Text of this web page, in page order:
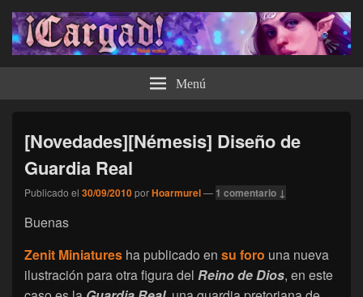
¡Cargad! Menú
[Novedades][Némesis] Diseño de
Guardia Real
Publicado el 30/09/2010porHoarmurel— 1 comentario ↓
Buenas
Zenit Miniatures ha publicado en su foro una nueva
ilustración para otra figura del Reino de Dios, en este